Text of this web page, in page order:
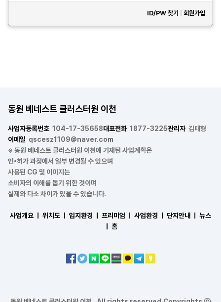
ID/PW 찾기 회원가입
동원 베네스트 클러스터원 이천
사업자등록번호 104-17-35658대표전화 1877-3225관리자 김태형
이메일 qscesz1109@naver.com
※ 동원 베네스트 클러스터원 이천에 기재된 사업계획은
인•허가 과정에서 일부 변경될 수 있으며
사용된 CG 및 이미지는
소비자의 이해를 돕기 위한 것이며
실제와 다소 차이가 있을 수 있습니다.
사업개요 ㅣ 위치도 ㅣ 입지환경 ㅣ 프리미엄 ㅣ 사업환경 ㅣ 단지안내 ㅣ
뉴스
홈